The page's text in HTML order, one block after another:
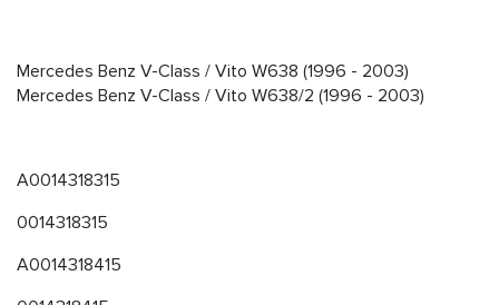
Mercedes Benz V-Class / Vito W638 (1996 - 2003)
Mercedes Benz V-Class / Vito W638/2 (1996 - 2003)
A0014318315
0014318315
A0014318415